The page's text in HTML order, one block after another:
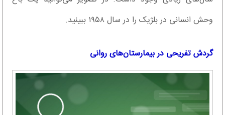
وحش انسانی در بلژیک را در سال ۱۹۵۸ ببینید.
گردش تفریحی در بیمارستان‌های روانی